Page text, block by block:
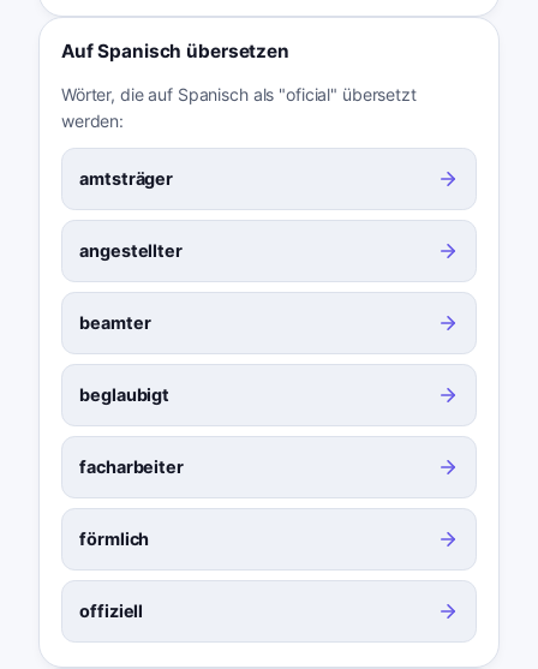
Auf Spanisch übersetzen
Wörter, die auf Spanisch als "oficial" übersetzt
werden:
amtsträger
angestellter
beamter
beglaubigt
facharbeiter
förmlich
offiziell